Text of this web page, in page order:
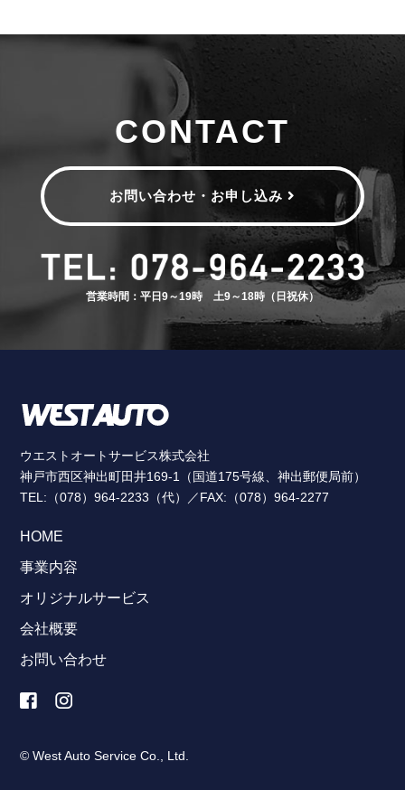
CONTACT
お問い合わせ・お申し込み
営業時間：平日9～19時 土9～18時（日祝休）
ウエストオートサービス株式会社
神戸市西区神出町田井169-1（国道175号線、神出郵便局前）
TEL:（078）964-2233（代）／FAX:（078）964-2277
HOME
事業内容
オリジナルサービス
会社概要
お問い合わせ
© West Auto Service Co., Ltd.